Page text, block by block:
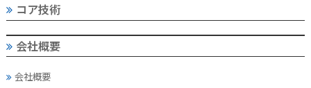
コア技術
会社概要
会社概要